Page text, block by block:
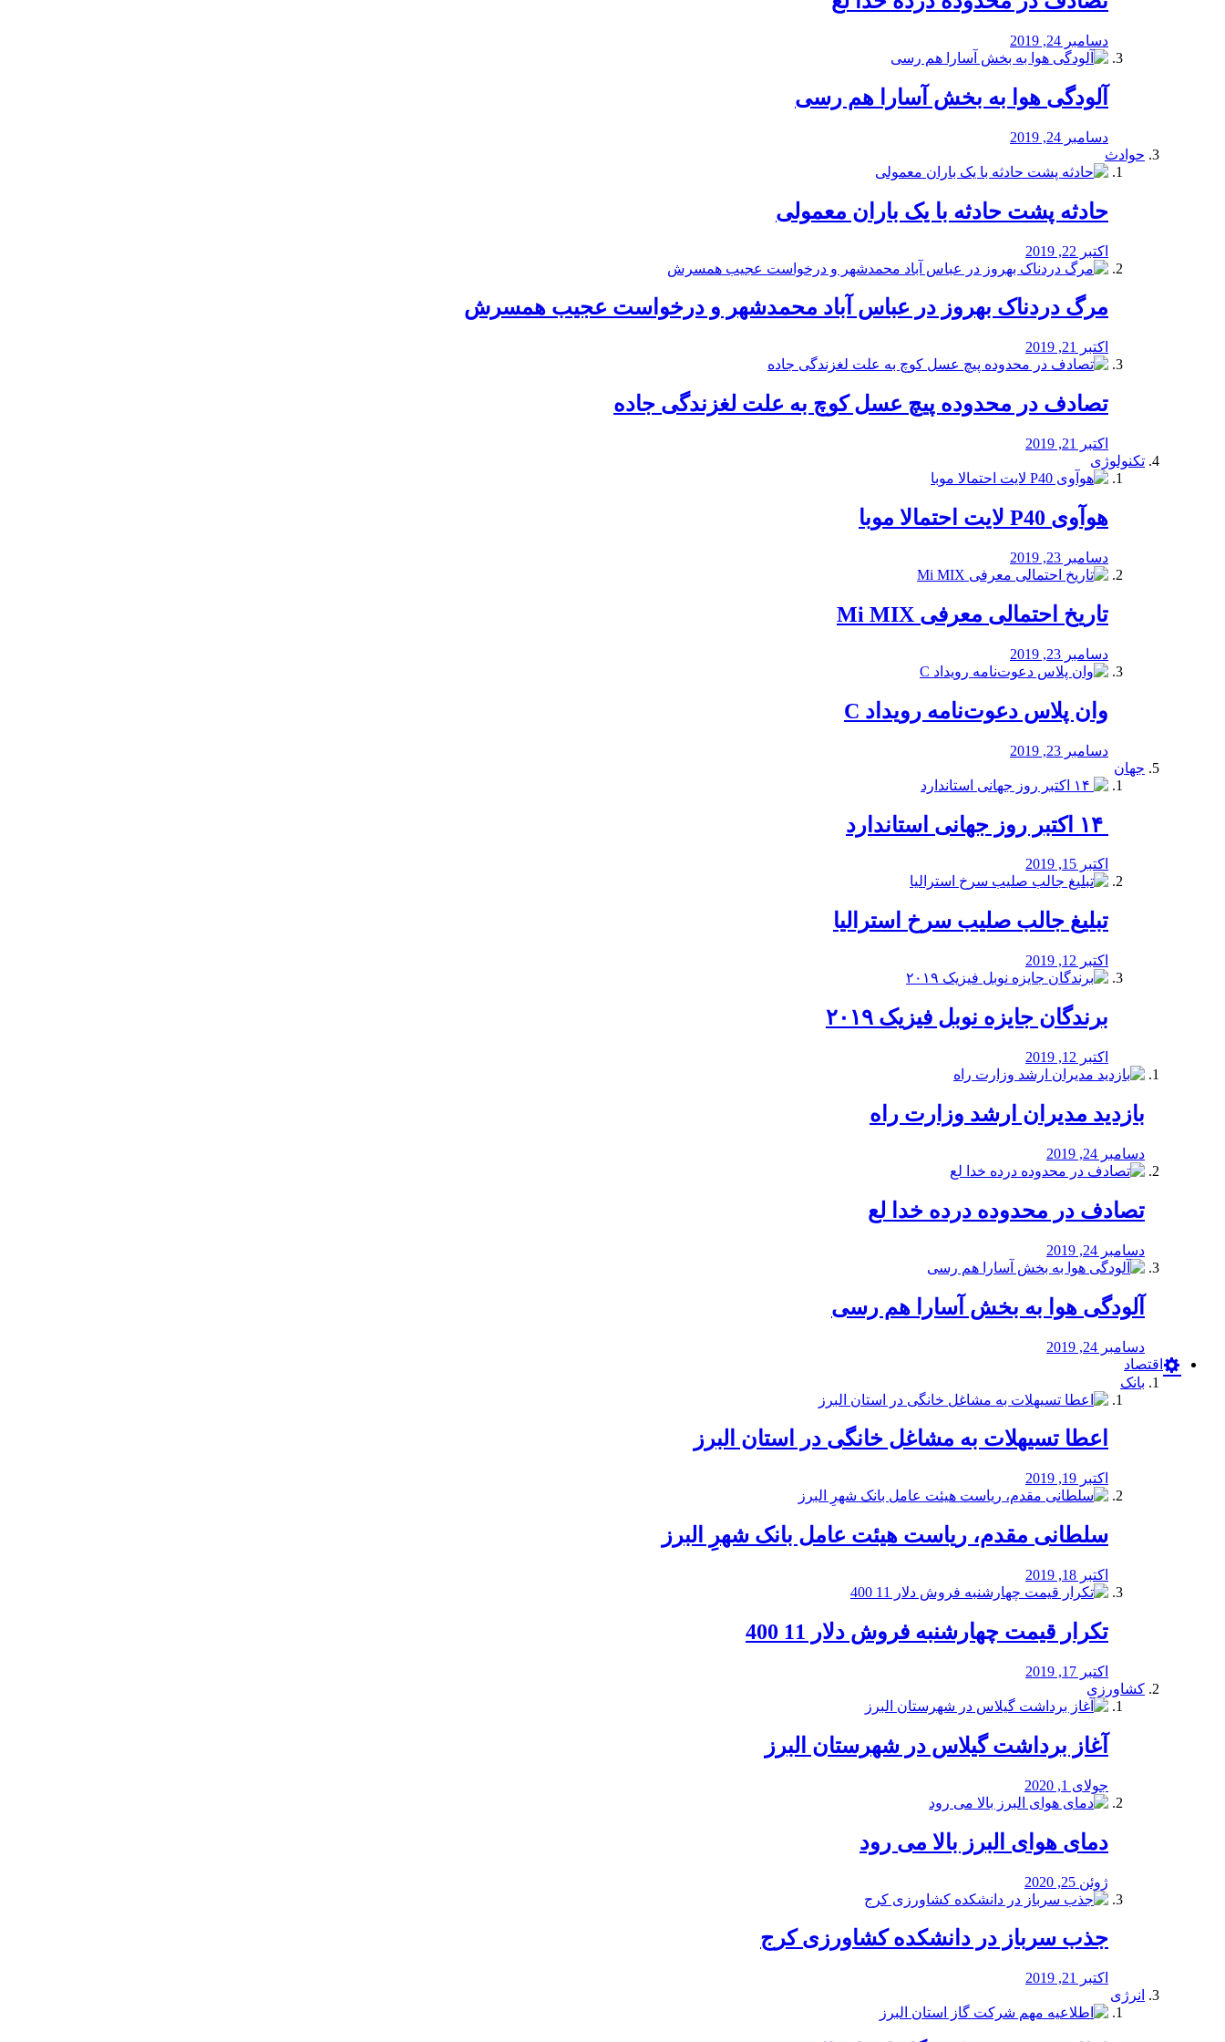
دسامبر 24, 2019
آلودگی هوا به بخش آسارا هم رسی
دسامبر 24, 2019
حوادث
️حادثه پشت حادثه با یک باران معمولی
اکتبر 22, 2019
مرگ دردناک بهروز در عباس آباد محمدشهر و درخواست عجیب همسرش
اکتبر 21, 2019
تصادف در محدوده پیچ عسل کوچ به علت لغزندگی جاده
اکتبر 21, 2019
تکنولوژی
هوآوی P40 لایت احتمالا موبا
دسامبر 23, 2019
تاریخ احتمالی معرفی Mi MIX
دسامبر 23, 2019
وان پلاس دعوت‌نامه رویداد C
دسامبر 23, 2019
جهان
اکتبر 15, 2019
تبلیغ جالب صلیب سرخ استرالیا
اکتبر 12, 2019
برندگان جایزه نوبل فیزیک ۲۰۱۹
اکتبر 12, 2019
بازدید مدیران ارشد وزارت راه
دسامبر 24, 2019
تصادف در محدوده درده خدا لع
دسامبر 24, 2019
آلودگی هوا به بخش آسارا هم رسی
دسامبر 24, 2019
اقتصاد
بانک
️اعطا تسیهلات به مشاغل خانگی در استان البرز
اکتبر 19, 2019
سلطانی مقدم، ریاست هیئت عامل بانک شهرِ البرز
اکتبر 18, 2019
تکرار قیمت چهارشنبه فروش دلار 11 400
اکتبر 17, 2019
کشاورزی
آغاز برداشت گیلاس در شهرستان البرز
جولای 1, 2020
دمای هوای البرز بالا می رود
ژوئن 25, 2020
جذب سرباز در دانشکده کشاورزی کرج
اکتبر 21, 2019
انرژی